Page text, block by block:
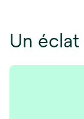
Un